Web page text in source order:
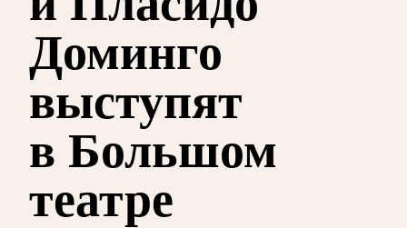
Доминго
выступят
в Большом
театре